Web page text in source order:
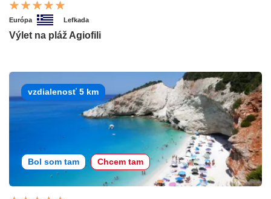
Európa Lefkada
Výlet na pláž Agiofili
vzdialenosť 5 km
Bol som tam Chcem tam